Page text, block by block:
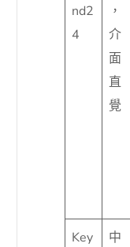
nd2
4
，
介
面
直
覺
Key
中